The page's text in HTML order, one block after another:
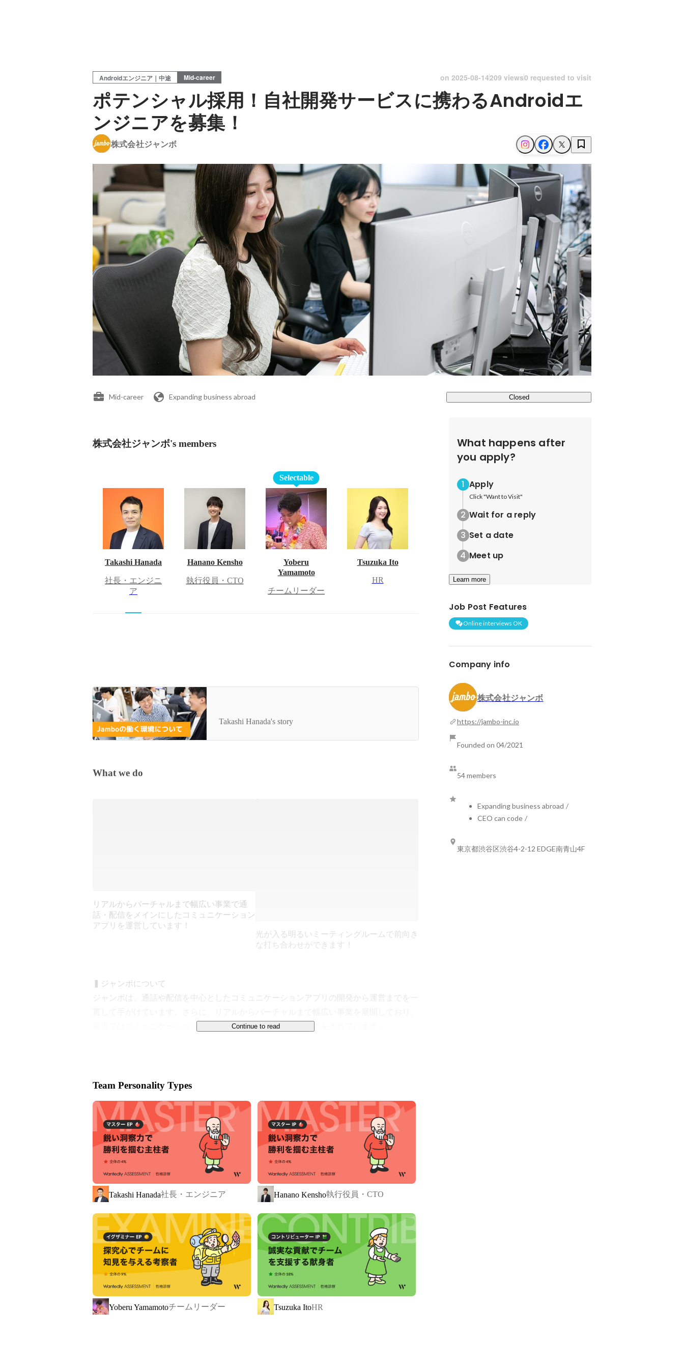
Androidエンジニア｜中途 Mid-career on 2025-08-14209 views0 requested to visit
ポテンシャル採用！自社開発サービスに携わるAndroidエ
ンジニアを募集！
株式会社ジャンボ
Mid-career Expanding business abroad Closed
株式会社ジャンボ's members
Takashi Hanada
社長・エンジニ
ア
Hanano Kensho
執行役員・CTO
Selectable
Yoberu
Yamamoto
チームリーダー
Tsuzuka Ito
HR
Takashi Hanada's story
What we do
リアルからバーチャルまで幅広い事業で通
話・配信をメインにしたコミュニケーション
アプリを運営しています！
光が入る明るいミーティングルームで前向き
な打ち合わせができます！
▍ジャンボについて
ジャンボは、通話や配信を中心としたコミュニケーションアプリの開発から運営までを一
最近ではコミュニケーションアプリの海外市場への展開にも力を入れています。
ており、モバイルアプリやWebアプリを含む15以上のアプリケーションを展開していま
▍チームについて
チームは現在43名(うち女性11名)ほどで、開発スタッフ(エンジニア)と運営スタッフ(カス
タマーサポート・デザイナー・マーケター)の比率は 5 : 5 です。
サービス自体はリリースしてから10年ほど経過しており、事業拡大により2021年4月に会
Why we do
毎朝スタッフで進捗共有を行う「朝会」を行
っています！
入社時期やチームの別け隔てなく、改善案な
どを出せる環境です！
● ユーザーの方々に楽しんでもらうこと
Continue to read
Team Personality Types
Takashi Hanada社長・エンジニア Hanano Kensho執行役員・CTO
Yoberu Yamamotoチームリーダー Tsuzuka ItoHR
What happens after
you apply?
Apply
Click "Want to Visit"
Wait for a reply
Set a date
Meet up
Learn more
Job Post Features
Online interviews OK
Company info
株式会社ジャンボ
https://jambo-inc.io
Founded on 04/2021
54 members
Expanding business abroad /
CEO can code /
東京都渋谷区渋谷4-2-12 EDGE南青山4F